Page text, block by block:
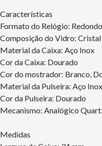
Características
Formato do Relógio: Redondo
Composição do Vidro:
Material da Caixa: Aço Inox
Cor da Caixa: Dourado
Cor do mostrador: Branco,
Material da Pulseira: Aço Inox
Cor da Pulseira: Dourado
Mecanismo: Analógico
Medidas